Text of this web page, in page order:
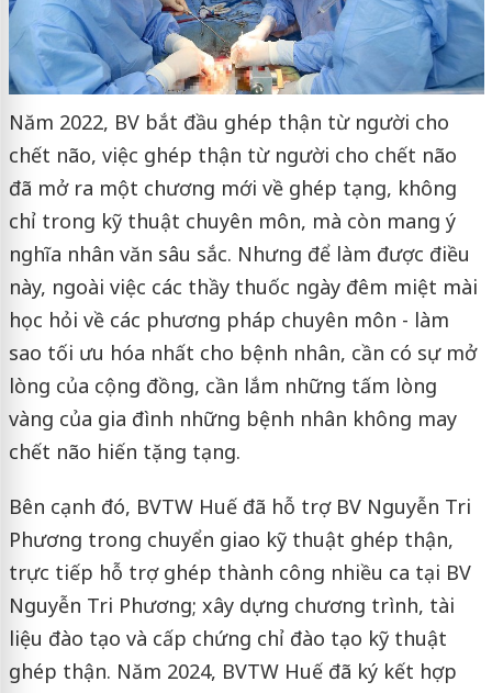
Năm 2022, BV bắt đầu ghép thận từ người cho
chết não, việc ghép thận từ người cho chết não
đã mở ra một chương mới về ghép tạng, không
chỉ trong kỹ thuật chuyên môn, mà còn mang ý
nghĩa nhân văn sâu sắc. Nhưng để làm được điều
này, ngoài việc các thầy thuốc ngày đêm miệt mài
học hỏi về các phương pháp chuyên môn - làm
sao tối ưu hóa nhất cho bệnh nhân, cần có sự mở
lòng của cộng đồng, cần lắm những tấm lòng
vàng của gia đình những bệnh nhân không may
chết não hiến tặng tạng.
Bên cạnh đó, BVTW Huế đã hỗ trợ BV Nguyễn Tri
Phương trong chuyển giao kỹ thuật ghép thận,
trực tiếp hỗ trợ ghép thành công nhiều ca tại BV
Nguyễn Tri Phương; xây dựng chương trình, tài
liệu đào tạo và cấp chứng chỉ đào tạo kỹ thuật
ghép thận. Năm 2024, BVTW Huế đã ký kết hợp